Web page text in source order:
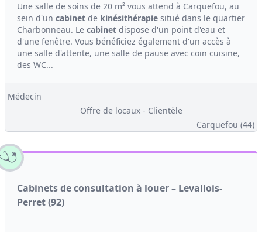
Une salle de soins de 20 m² vous attend à Carquefou, au
sein d'un cabinet de kinésithérapie situé dans le quartier
Charbonneau. Le cabinet dispose d'un point d'eau et
d'une fenêtre. Vous bénéficiez également d'un accès à
une salle d'attente, une salle de pause avec coin cuisine,
des WC...
Médecin
Offre de locaux - Clientèle
Carquefou (44)
Cabinets de consultation à louer – Levallois-
Perret (92)